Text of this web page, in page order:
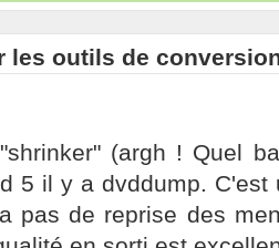
les outils de
(argh ! Quel
5 il y a dvddump. C'est
pas de reprise des